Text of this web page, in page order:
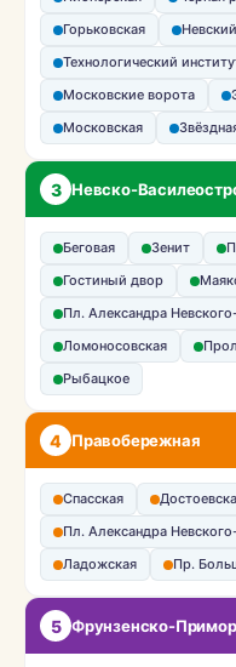
Горьковская
Технологический
Московские ворота
Московская
3 Невско-
Беговая Зенит
Гостиный двор
Пл. Александра
Ломоносовская
Рыбацкое
4 Правобережная
Спасская
Пл. Александра
Ладожская
Пр.
5 Фрунзенско-